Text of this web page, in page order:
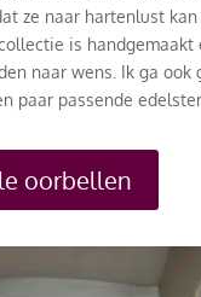
ze naar hartenlust
is handgemaakt
naar wens. Ik ga ook
paar passende
oorbellen